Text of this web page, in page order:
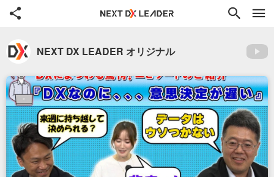
検索
NEXT DX LEADER オリジナル